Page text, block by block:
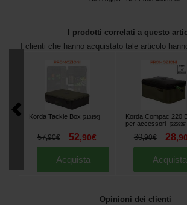
I prodotti correlati a questo
I clienti che hanno acquistato tale articolo
Korda Tackle Box [210156]
57,90€ 52,90€
Acquista
Korda Compac 220
per accessori
[225938]
30,90€ 28,
Acquista
Opinioni dei clienti